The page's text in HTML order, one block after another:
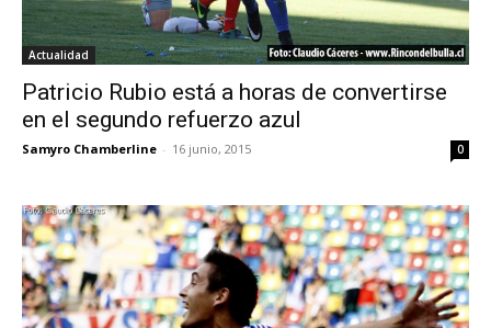
Actualidad
Patricio Rubio está a horas de convertirse
en el segundo refuerzo azul
Samyro Chamberline - 16 junio, 2015 0